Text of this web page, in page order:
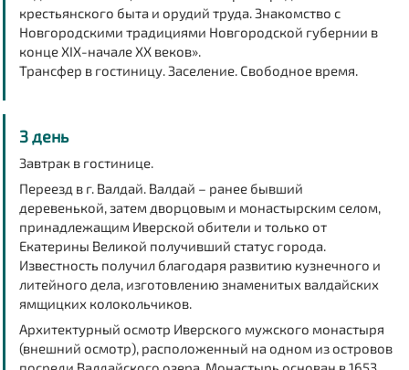
крестьянского быта и орудий труда. Знакомство с
Новгородскими традициями Новгородской губернии в
конце XIX-начале XX веков».
Трансфер в гостиницу. Заселение. Свободное время.
3 день
Завтрак в гостинице.
Переезд в г. Валдай.Валдай – ранее бывший
деревенькой, затем дворцовым и монастырским селом,
принадлежащим Иверской обители и только от
Екатерины Великой получивший статус города.
Известность получил благодаря развитию кузнечного и
литейного дела, изготовлению знаменитых валдайских
ямщицких колокольчиков.
Архитектурный осмотр Иверского мужского монастыря
(внешний осмотр), расположенный на одном из островов